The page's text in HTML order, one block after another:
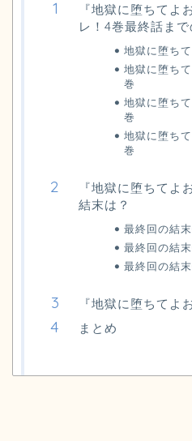
『地獄に堕ちてよ
レ！4巻最終話ま
地獄に堕ち
地獄に堕ち
巻
地獄に堕ち
巻
地獄に堕ち
巻
『地獄に堕ちてよ
結末は？
最終回の結
最終回の結
最終回の結
『地獄に堕ちてよ
まとめ